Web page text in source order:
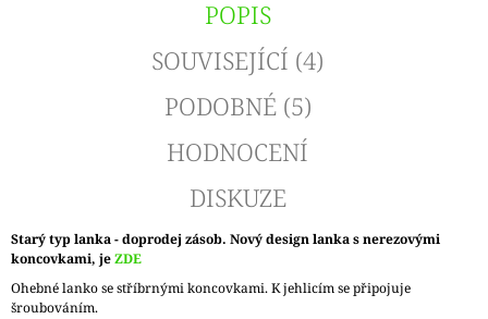
POPIS
SOUVISEJÍCÍ (4)
PODOBNÉ (5)
HODNOCENÍ
DISKUZE
Starý typ lanka - doprodej zásob. Nový design lanka s nerezovými
koncovkami, jeZDE
Ohebné lanko se stříbrnými koncovkami. K jehlicím se připojuje
šroubováním.